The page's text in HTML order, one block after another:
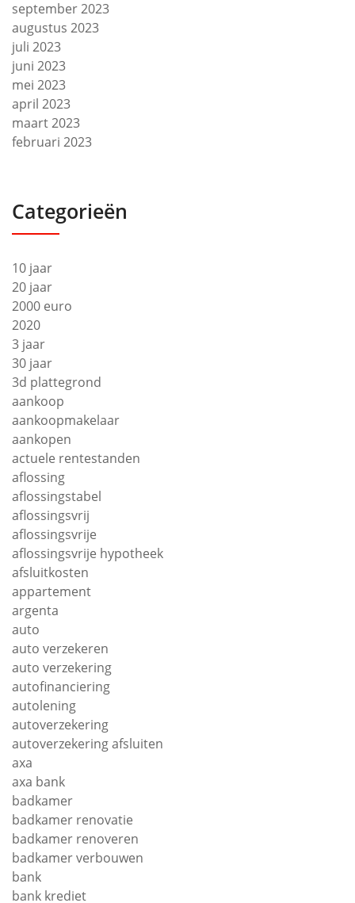
september 2023
augustus 2023
juli 2023
juni 2023
mei 2023
april 2023
maart 2023
februari 2023
Categorieën
10 jaar
20 jaar
2000 euro
2020
3 jaar
30 jaar
3d plattegrond
aankoop
aankoopmakelaar
aankopen
actuele rentestanden
aflossing
aflossingstabel
aflossingsvrij
aflossingsvrije
aflossingsvrije hypotheek
afsluitkosten
appartement
argenta
auto
auto verzekeren
auto verzekering
autofinanciering
autolening
autoverzekering
autoverzekering afsluiten
axa
axa bank
badkamer
badkamer renovatie
badkamer renoveren
badkamer verbouwen
bank
bank krediet